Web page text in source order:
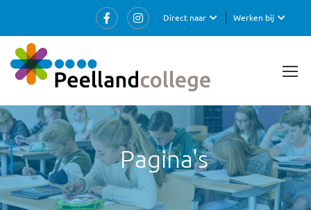
Werken bij
Direct naar
Pagina's